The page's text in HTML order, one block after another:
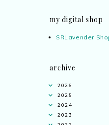
my digital shop
SRLavender
archive
2026
2025
2024
2023